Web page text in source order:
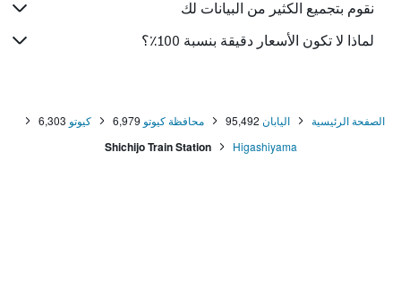
نقوم بتجميع الكثير من البيانات لك
لماذا لا تكون الأسعار دقيقة بنسبة 100٪؟
الصفحة الرئيسية اليابان 95,492 محافظة كيوتو 6,979 كيوتو 6,303
Higashiyama
Shichijo Train Station